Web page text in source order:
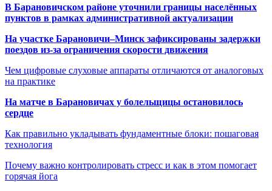
В Барановичском районе уточнили границы населённых
пунктов в рамках административной актуализации
На участке Барановичи–Минск зафиксированы задержки
поездов из-за ограничения скорости движения
Чем цифровые слуховые аппараты отличаются от аналоговых
на практике
На матче в Барановичах у болельщицы остановилось
сердце
Как правильно укладывать фундаментные блоки: пошаговая
технология
Почему важно контролировать стресс и как в этом помогает
горячая йога